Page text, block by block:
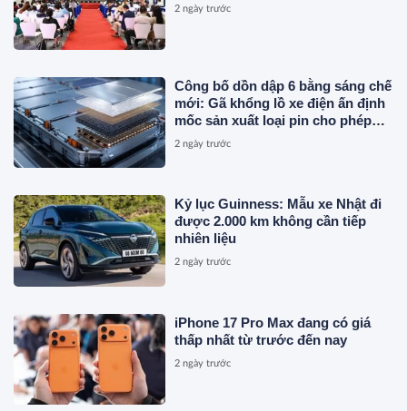
2 ngày trước
Công bố dồn dập 6 bằng sáng chế
mới: Gã khổng lồ xe điện ấn định
mốc sản xuất loại pin cho phép
sạc 1 lần đi từ Hà Nội đến TP.HCM
2 ngày trước
Kỷ lục Guinness: Mẫu xe Nhật đi
được 2.000 km không cần tiếp
nhiên liệu
2 ngày trước
iPhone 17 Pro Max đang có giá
thấp nhất từ trước đến nay
2 ngày trước